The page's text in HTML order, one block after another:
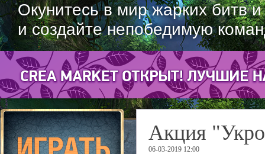
Окунитесь в мир жарких битв
и создайте непобедимую
Акция
06-03-2019 12:00